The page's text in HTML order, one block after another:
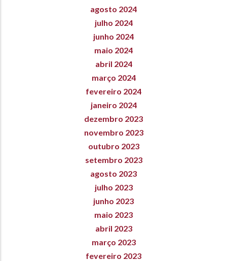
agosto 2024
julho 2024
junho 2024
maio 2024
abril 2024
março 2024
fevereiro 2024
janeiro 2024
dezembro 2023
novembro 2023
outubro 2023
setembro 2023
agosto 2023
julho 2023
junho 2023
maio 2023
abril 2023
março 2023
fevereiro 2023